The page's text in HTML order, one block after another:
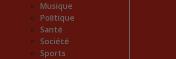
Musique
Politique
Santé
Société
Sports